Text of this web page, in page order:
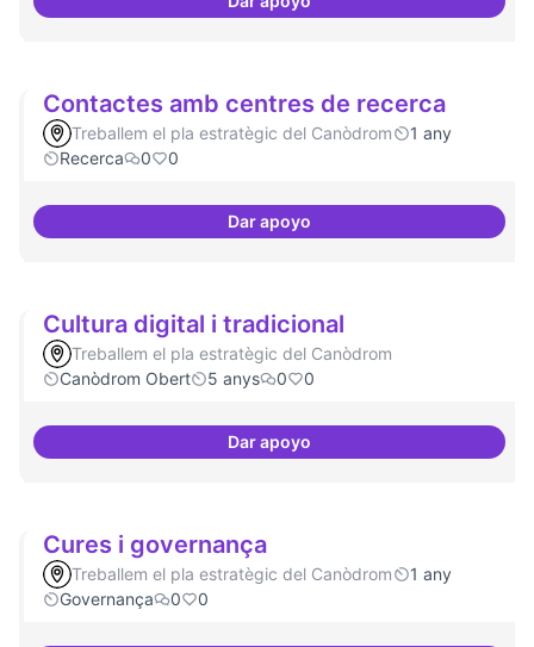
Consolidar oferta antena
Contactes amb centres de recerca
Treballem el pla estratègic del Canòdrom
1 any
Recerca
0 0
Dar apoyoContactes amb centres de
Cultura digital i tradicional
Treballem el pla estratègic del Canòdrom
Canòdrom Obert
5 anys 0 0
Dar apoyoCultura digital i tradicional
Cures i governança
Treballem el pla estratègic del Canòdrom
1 any
Governança
0 0